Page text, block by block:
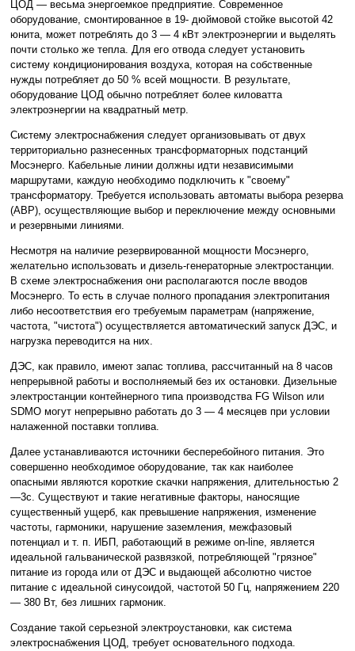
ЦОД — весьма энергоемкое предприятие. Современное
оборудование, смонтированное в 19- дюймовой стойке высотой 42
юнита, может потреблять до 3 — 4 кВт электроэнергии и выделять
почти столько же тепла. Для его отвода следует установить
систему кондиционирования воздуха, которая на собственные
нужды потребляет до 50 % всей мощности. В результате,
оборудование ЦОД обычно потребляет более киловатта
электроэнергии на квадратный метр.
Систему электроснабжения следует организовывать от двух
территориально разнесенных трансформаторных подстанций
Мосэнерго. Кабельные линии должны идти независимыми
маршрутами, каждую необходимо подключить к "своему"
трансформатору. Требуется использовать автоматы выбора резерва
(АВР), осуществляющие выбор и переключение между основными
и резервными линиями.
Несмотря на наличие резервированной мощности Мосэнерго,
желательно использовать и дизель-генераторные электростанции.
В схеме электроснабжения они располагаются после вводов
Мосэнерго. То есть в случае полного пропадания электропитания
либо несоответствия его требуемым параметрам (напряжение,
частота, "чистота") осуществляется автоматический запуск ДЭС, и
нагрузка переводится на них.
ДЭС, как правило, имеют запас топлива, рассчитанный на 8 часов
непрерывной работы и восполняемый без их остановки. Дизельные
электростанции контейнерного типа производства FG Wilson или
SDMO могут непрерывно работать до 3 — 4 месяцев при условии
налаженной поставки топлива.
Далее устанавливаются источники бесперебойного питания. Это
совершенно необходимое оборудование, так как наиболее
опасными являются короткие скачки напряжения, длительностью 2
—3с. Существуют и такие негативные факторы, наносящие
существенный ущерб, как превышение напряжения, изменение
частоты, гармоники, нарушение заземления, межфазовый
потенциал и т. п. ИБП, работающий в режиме on-line, является
идеальной гальванической развязкой, потребляющей "грязное"
питание из города или от ДЭС и выдающей абсолютно чистое
питание с идеальной синусоидой, частотой 50 Гц, напряжением 220
— 380 Вт, без лишних гармоник.
Создание такой серьезной электроустановки, как система
электроснабжения ЦОД, требует основательного подхода.